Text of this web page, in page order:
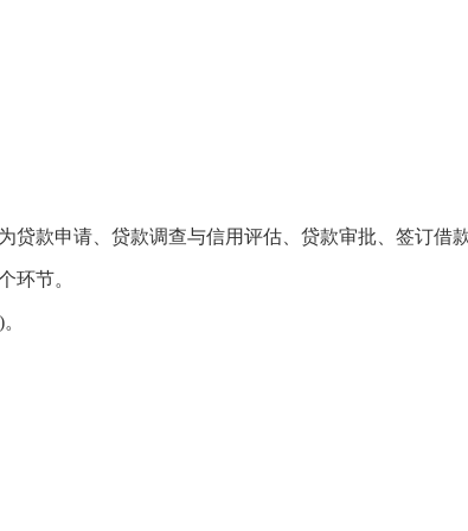
贷款申请、贷款调查与信用评估、贷款审批、签订借
环节。